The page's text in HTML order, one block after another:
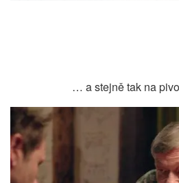
… a stejně tak na